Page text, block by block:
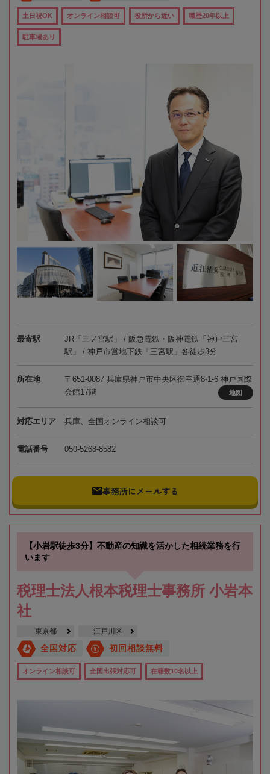
土日祝OK オンライン相談可 役所から近い 職歴20年以上
駐車場あり
最寄駅
JR「三ノ宮駅」 / 阪急電鉄・阪神電鉄「神戸三宮
駅」 / 神戸市営地下鉄「三宮駅」各徒歩3分
所在地
〒651-0087 兵庫県神戸市中央区御幸通8-1-6 神戸国際
会館17階
地図
対応エリア 兵庫、全国オンライン相談可
電話番号 050-5268-8582
事務所にメールする
【小岩駅徒歩3分】不動産の知識を活かした相続業務を行
います
税理士法人根本税理士事務所 小岩本
社
東京都 江戸川区
全国対応 初回相談無料
オンライン相談可 全国出張対応可 在籍数10名以上